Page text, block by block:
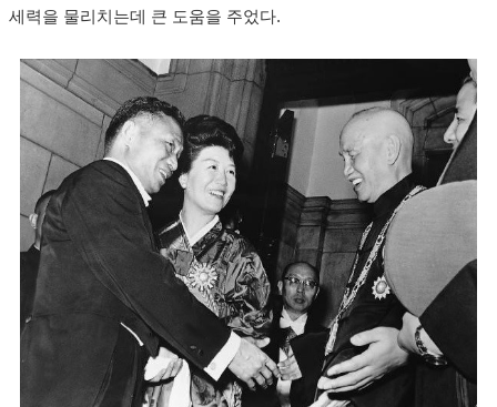
세력을 물리치는데 큰 도움을 주었다.